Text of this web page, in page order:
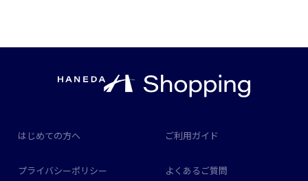
はじめての方へ ご利用ガイド
プライバシーポリシー よくあるご質問